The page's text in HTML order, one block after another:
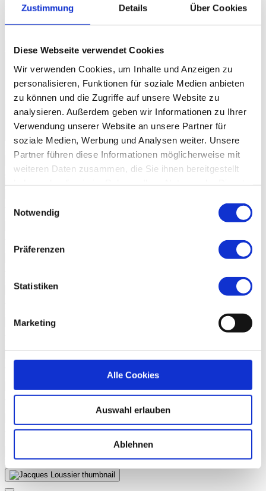
Zustimmung Details Über Cookies
Diese Webseite verwendet Cookies
Wir verwenden Cookies, um Inhalte und Anzeigen zu
personalisieren, Funktionen für soziale Medien anbieten
zu können und die Zugriffe auf unsere Website zu
analysieren. Außerdem geben wir Informationen zu Ihrer
Verwendung unserer Website an unsere Partner für
soziale Medien, Werbung und Analysen weiter. Unsere
Partner führen diese Informationen möglicherweise mit
weiteren Daten zusammen, die Sie ihnen bereitgestellt
Notwendig
Präferenzen
Statistiken
Marketing
Alle Cookies
Auswahl erlauben
Ablehnen
Müller and Beatrice Stirnimann Director: Roli Bärlocher, BBM
Productions, Wallbach (Switzerland) Sound: Ron Kurz, Hard
Studios, Zürich (Switzerland) Live Photos: © Dominik Plüss
The Spring Seasons
Foto:Dominik Plüss
Fr, 11. Nov. 2005, 20 Uhr | DANGEROUS
LIAISON
LIAISON
Fr, 11. Nov. 2005, 20 Uhr | DANGEROUS
Jacques Loussier
Jacques Loussier Fr, 11. Nov. 2005, 20 Uhr | DANGEROUS
Jacques Loussier Fr, 11. Nov. 2005, 20 Uhr | DANGEROUS
Portraits